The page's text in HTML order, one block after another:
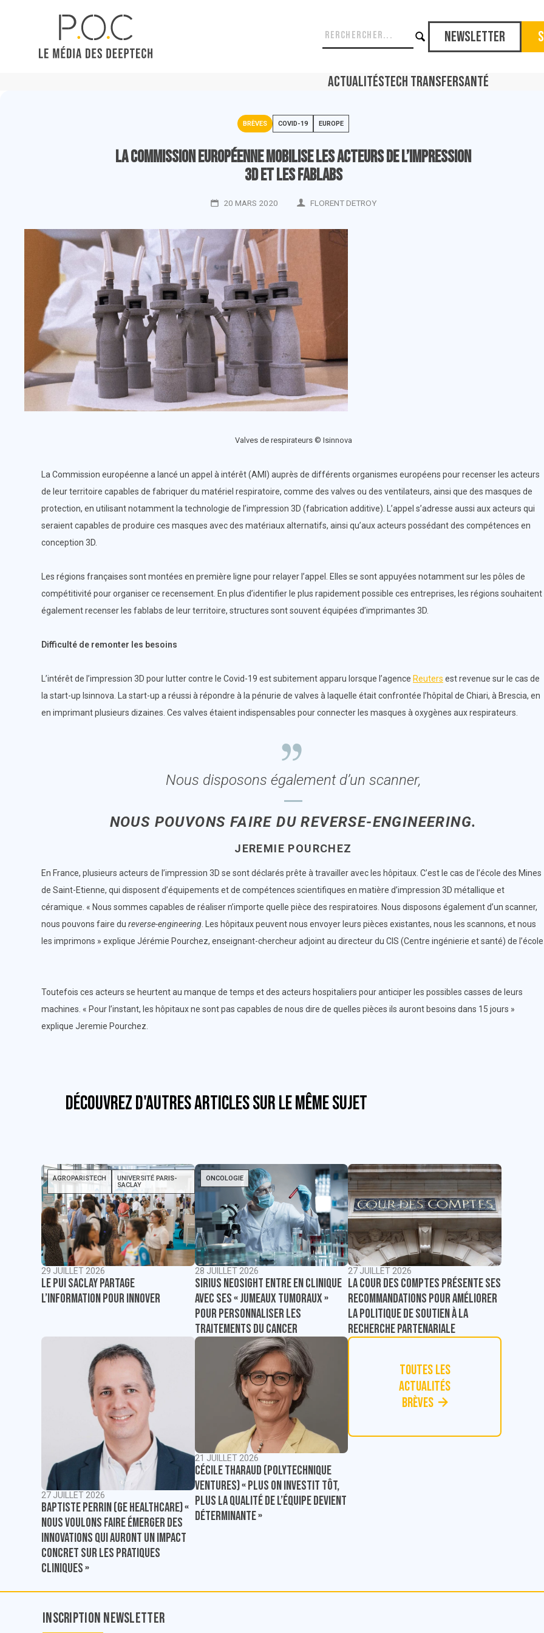
Newsletter
ActualitésTech TransferSanté
BRÈVES COVID-19 EUROPE
La Commission européenne mobilise les acteurs de l’impression
3D et les fablabs
20 MARS 2020 FLORENT DETROY
Valves de respirateurs © Isinnova
La Commission européenne a lancé un appel à intérêt (AMI) auprès de différents organismes européens pour recenser les acteurs
de leur territoire capables de fabriquer du matériel respiratoire, comme des valves ou des ventilateurs, ainsi que des masques de
protection, en utilisant notamment la technologie de l’impression 3D (fabrication additive). L’appel s’adresse aussi aux acteurs qui
seraient capables de produire ces masques avec des matériaux alternatifs, ainsi qu’aux acteurs possédant des compétences en
conception 3D.
Les régions françaises sont montées en première ligne pour relayer l’appel. Elles se sont appuyées notamment sur les pôles de
compétitivité pour organiser ce recensement. En plus d’identifier le plus rapidement possible ces entreprises, les régions souhaitent
également recenser les fablabs de leur territoire, structures sont souvent équipées d’imprimantes 3D.
Difficulté de remonter les besoins
L’intérêt de l’impression 3D pour lutter contre le Covid-19 est subitement apparu lorsque l’agence Reuters est revenue sur le cas de
la start-up Isinnova. La start-up a réussi à répondre à la pénurie de valves à laquelle était confrontée l’hôpital de Chiari, à Brescia, en
en imprimant plusieurs dizaines. Ces valves étaient indispensables pour connecter les masques à oxygènes aux respirateurs.
Nous disposons également d’un scanner,
NOUS POUVONS FAIRE DUREVERSE-ENGINEERING.
JEREMIE POURCHEZ
En France, plusieurs acteurs de l’impression 3D se sont déclarés prête à travailler avec les hôpitaux. C’est le cas de l’école des Mines
de Saint-Etienne, qui disposent d’équipements et de compétences scientifiques en matière d’impression 3D métallique et
céramique. « Nous sommes capables de réaliser n’importe quelle pièce des respiratoires. Nous disposons également d’un scanner,
nous pouvons faire du reverse-engineering . Les hôpitaux peuvent nous envoyer leurs pièces existantes, nous les scannons, et nous
les imprimons » explique Jérémie Pourchez, enseignant-chercheur adjoint au directeur du CIS (Centre ingénierie et santé) de
Toutefois ces acteurs se heurtent au manque de temps et des acteurs hospitaliers pour anticiper les possibles casses de leurs
machines. « Pour l’instant, les hôpitaux ne sont pas capables de nous dire de quelles pièces ils auront besoins dans 15 jours »
explique Jeremie Pourchez.
Découvrez d'autres articles sur le même sujet
AGROPARISTECH
UNIVERSITÉ PARIS-
SACLAY
29 JUILLET 2026
Le PUI Saclay partage
l’information pour innover
ONCOLOGIE
28 JUILLET 2026
Sirius NeoSight entre en clinique
avec ses « jumeaux tumoraux »
pour personnaliser les
traitements du cancer
27 JUILLET 2026
La Cour des comptes présente ses
recommandations pour améliorer
la politique de soutien à la
recherche partenariale
27 JUILLET 2026
Baptiste Perrin (GE Healthcare) «
Nous voulons faire émerger des
innovations qui auront un impact
concret sur les pratiques
cliniques »
21 JUILLET 2026
Cécile Tharaud (Polytechnique
Ventures) « Plus on investit tôt,
plus la qualité de l’équipe devient
déterminante »
Toutes les
actualités
Brèves
Inscription Newsletter